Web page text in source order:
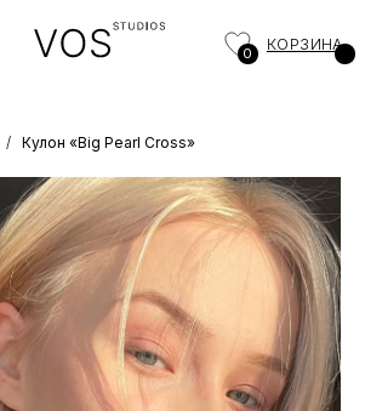
КОРЗИНА
/ Кулон «Big Pearl Cross»